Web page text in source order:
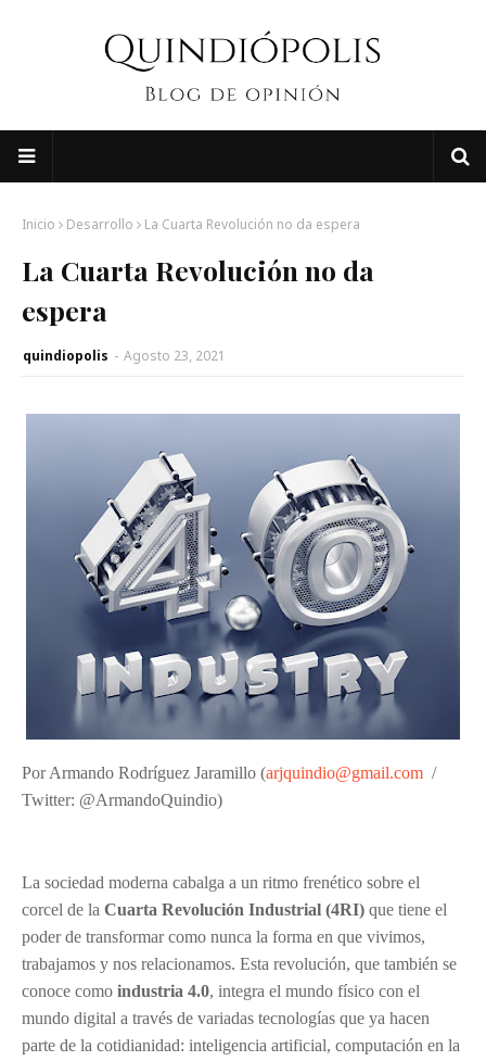
Inicio Desarrollo La Cuarta Revolución no da espera
La Cuarta Revolución no da
espera
quindiopolis - Agosto 23, 2021
Por Armando Rodríguez Jaramillo (arjquindio@gmail.com /
Twitter: @ArmandoQuindio)
La sociedad moderna cabalga a un ritmo frenético sobre el
corcel de la Cuarta Revolución Industrial (4RI) que tiene el
poder de transformar como nunca la forma en que vivimos,
trabajamos y nos relacionamos. Esta revolución, que también se
conoce como industria 4.0, integra el mundo físico con el
mundo digital a través de variadas tecnologías que ya hacen
parte de la cotidianidad: inteligencia artificial, computación en la